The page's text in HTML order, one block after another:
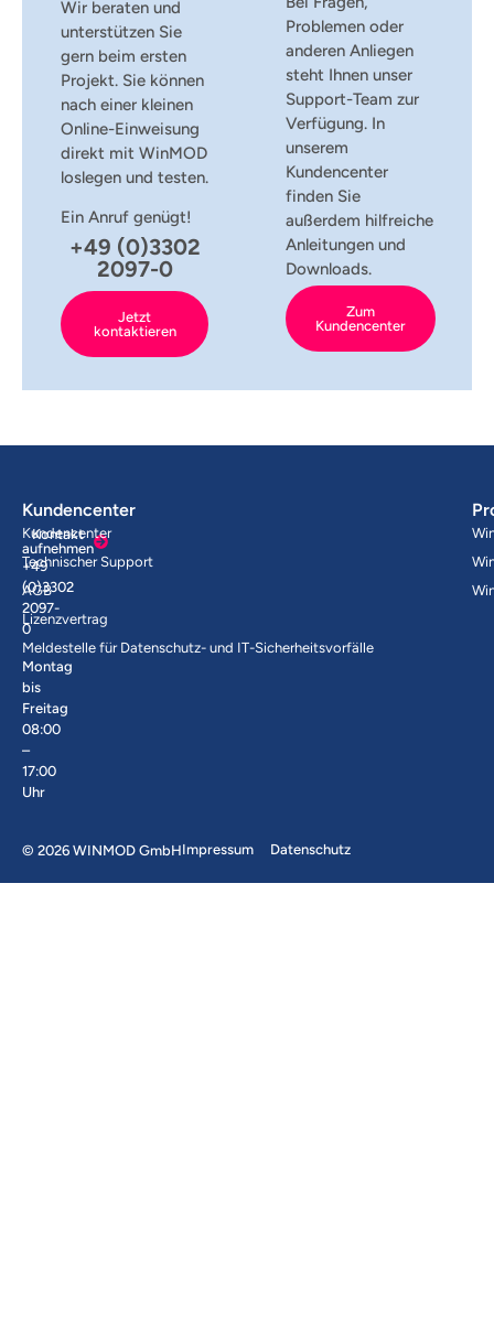
Wir beraten und
unterstützen Sie
gern beim ersten
Projekt. Sie können
nach einer kleinen
Online-Einweisung
direkt mit WinMOD
loslegen und testen.
Ein Anruf genügt!
+49 (0)3302
2097-0
Jetzt
kontaktieren
Problemen oder
anderen Anliegen
steht Ihnen unser
Support-Team zur
Verfügung. In
unserem
Kundencenter
finden Sie
außerdem hilfreiche
Anleitungen und
Downloads.
Zum
Kundencenter
Kontakt
aufnehmen
+49
(0)3302
2097-
0
Montag
bis
Freitag
08:00
–
17:00
Uhr
Kundencenter
Kundencenter
Technischer Support
AGB
Lizenzvertrag
Meldestelle für Datenschutz- und IT-Sicherheitsvorfälle
© 2026 WINMOD GmbHImpressum Datenschutz